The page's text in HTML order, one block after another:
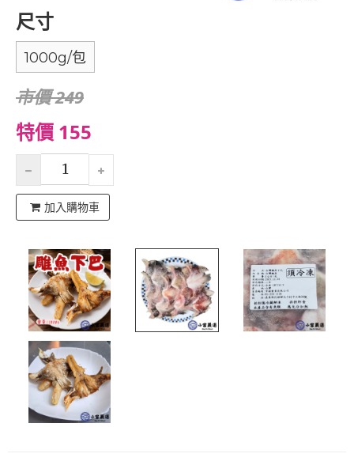
尺寸
1000g/包
市價 249
特價 155
加入購物車